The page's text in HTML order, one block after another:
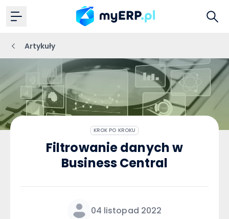
Artykuły
KROK PO KROKU
Filtrowanie danych w
Business Central
04 listopad 2022